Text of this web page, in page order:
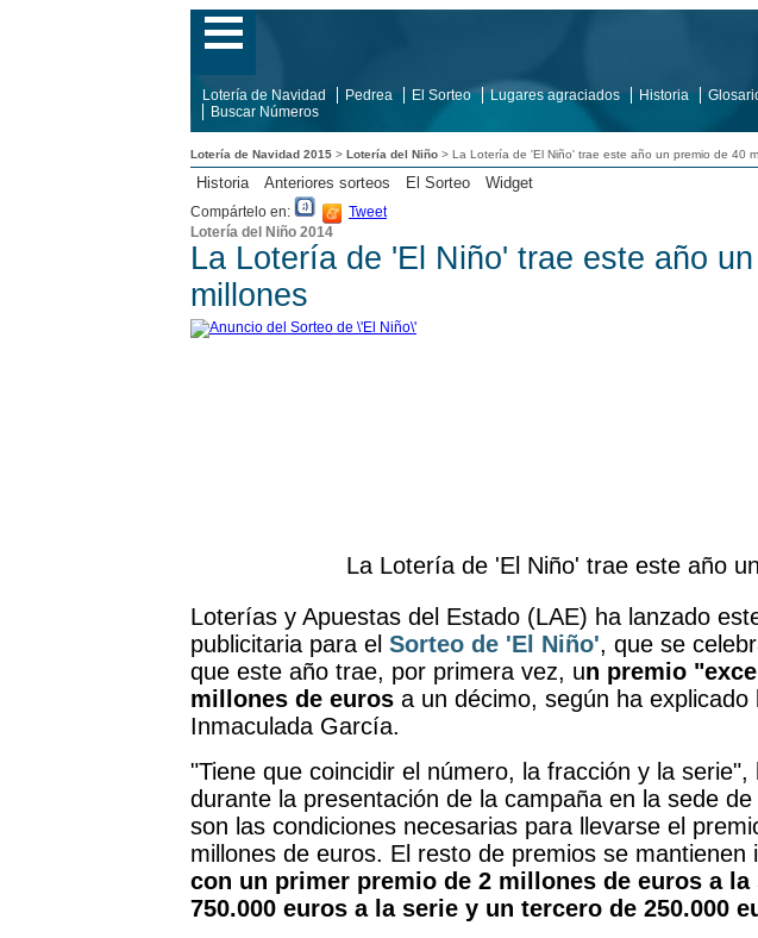
Lotería de Navidad Pedrea El Sorteo Lugares agraciados Historia
Buscar Números
Lotería de Navidad 2015 > Lotería del Niño > La Lotería de 'El Niño' trae este año un premio de 40
Historia Anteriores sorteos El Sorteo Widget
Compártelo en:
Tweet
Lotería del Niño 2014
La Lotería de 'El Niño' trae este año
millones
La Lotería de 'El Niño' trae este año
Loterías y Apuestas del Estado (LAE) ha lanzado
publicitaria para el Sorteo de 'El Niño', que se
que este año trae, por primera vez, un premio
millones de euros a un décimo, según ha explicado
Inmaculada García.
"Tiene que coincidir el número, la fracción y la
durante la presentación de la campaña en la sede
son las condiciones necesarias para llevarse el
millones de euros. El resto de premios se mantienen
con un primer premio de 2 millones de euros a la
750.000 euros a la serie y un tercero de 250.000